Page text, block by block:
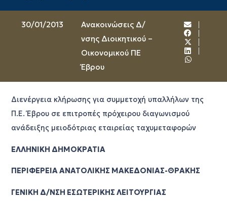
30/01/2013
Ανακοινώσεις Δ/
νσης Διοικητικού –
Οικονομικού ΠΕ
Έβρου
Διενέργεια κλήρωσης για συμμετοχή υπαλλήλων της
Π.Ε. Έβρου σε επιτροπές πρόχειρου διαγωνισμού
ανάδειξης μειοδότριας εταιρείας ταχυμεταφορών
ΕΛΛΗΝΙΚΗ ΔΗΜΟΚΡΑΤΙΑ
ΠΕΡΙΦΕΡΕΙΑ ΑΝΑΤΟΛΙΚΗΣ ΜΑΚΕΔΟΝΙΑΣ-ΘΡΑΚΗΣ
ΓΕΝΙΚΗ Δ/ΝΣΗ ΕΣΩΤΕΡΙΚΗΣ ΛΕΙΤΟΥΡΓΙΑΣ